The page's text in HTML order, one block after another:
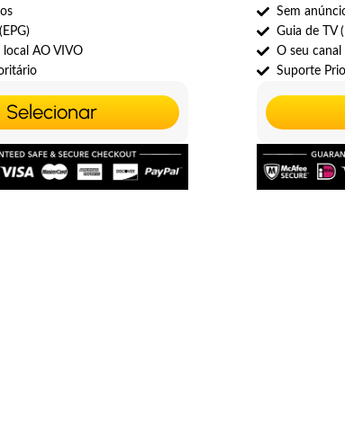
local AO VIVO
Selecionar
Sem
Guia de TV
O seu
Suporte